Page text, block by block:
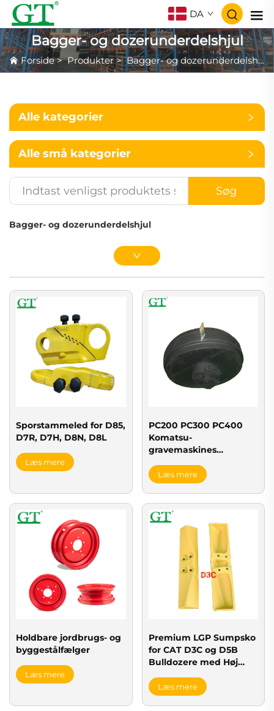
DA
Bagger- og dozerunderdelshjul
Forside>Produkter>Bagger- og dozerunderdelshjul
Alle kategorier
Alle små kategorier
Søg
Bagger- og dozerunderdelshjul
Sporstammeled for D85,
D7R, D7H, D8N, D8L
Læs mere
PC200 PC300 PC400
Komatsu-
gravemaskines
Læs mere
Holdbare jordbrugs- og
byggestålfælger
Læs mere
Premium LGP Sumpsko
for CAT D3C og D5B
Bulldozere med Høj
Læs mere